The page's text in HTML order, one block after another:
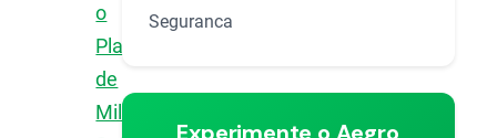
o
Plantio
de
Milho
Seguranca
Experimente o Aegro